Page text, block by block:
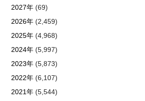
2027年(69)
2026年(2,459)
2025年(4,968)
2024年(5,997)
2023年(5,873)
2022年(6,107)
2021年(5,544)